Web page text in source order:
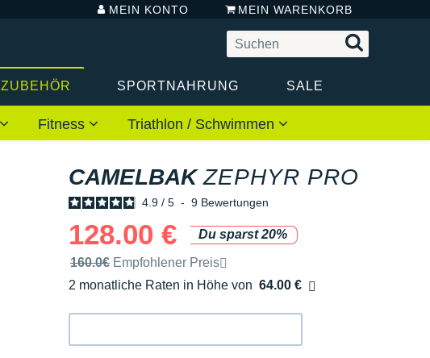
MEIN KONTO MEIN WARENKORB
ZUBEHÖR SPORTNAHRUNG SALE
Fitness Triathlon / Schwimmen
CAMELBAK ZEPHYR PRO
4.9 / 5 - 9 Bewertungen
128.00 €
Du sparst 20%
Unverbindliche Preisempfehlung der Marke
160.0€ Empfohlener Preis
2 monatliche Raten in Höhe von 64.00 €
Ohne Zusatzkosten